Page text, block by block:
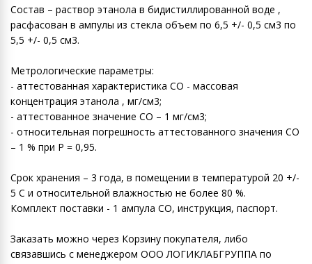
Состав – раствор этанола в бидистиллированной воде ,
расфасован в ампулы из стекла объем по 6,5 +/- 0,5 см3 по
5,5 +/- 0,5 см3.
Метрологические параметры:
- аттестованная характеристика СО - массовая
концентрация этанола , мг/см3;
- аттестованное значение СО – 1 мг/см3;
- относительная погрешность аттестованного значения СО
– 1 % при Р = 0,95.
Срок хранения – 3 года, в помещении в температурой 20 +/-
5 С и относительной влажностью не более 80 %.
Комплект поставки - 1 ампула СО, инструкция, паспорт.
Заказать можно через Корзину покупателя, либо
связавшись с менеджером ООО ЛОГИКЛАБГРУППА по